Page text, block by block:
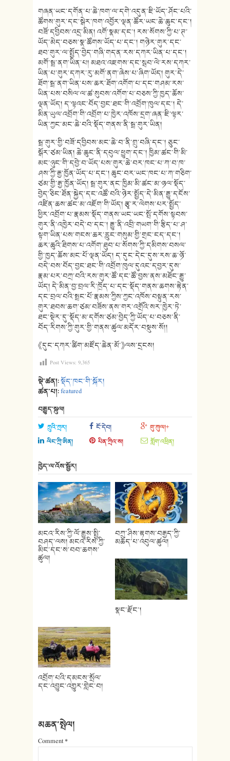
གཞན་ཡང་དགོན་པ་ཆེ་ཁག་ལ་དགེ་འདུན་ཇི་ཡོད་ཤོང་པའི་
ཚོགས་གུར་དང་སྒེར་ཁག་འབྱོར་ལྡན་ཚོར་ཡང་ཆེ་ཆུང་དང་།
བཟོ་དབྱིབས་འདྲ་མིན། འགོ་སྣམ་དང་། རས་སོགས་ཀྱི་པ་ཊ་
ཡོད་མེད་བཅས་སྣ་ཚོགས་ཡོད་པ་དང་། གཉེར་གུར་དང་
ཐབ་གུར་ལ་སྤྱོད་བྱེད་གཞི་གདན་རས་དཀར་ཡིན་པ་དང་།
མགོ་སྦྲ་ནག་ཡིན་པ། མཐའ་འཇགས་དང་སྦབ་ལེ་རས་དཀར་
ཡིན་པ་གུར་དཀར་རུ་མགོ་ནག་ཞེས་པ་ཞིག་ཡོད། གུར་དེ་
ཐོག་སྦྲ་ནག་ཡིན་པས་ཆར་ཐོག་འགོག་པ་དང་གཤམ་རས་
ཡིན་པས་བསིལ་ལ་ཚ་སུབས་འགོག་པ་བཅས་ཀྱི་ཁྱད་ཆོས་
ལྡན་ཡོད། ད་ལྟའང་བོད་བྱང་ཐང་གི་འབྲོག་ཁུལ་དང་། དེ་
མིན་ཡུལ་འབྲོག་གི་འབྲོག་པ་ཁྱེར་འཁོས་དྲག་ཞན་ཇི་ལྟར་
ཡིན་ཀྱང་མང་ཆེ་བའི་སྡོད་གནས་ནི་སྦྲ་གུར་ཡིན།
སྦྲ་གུར་གྱི་བཟོ་དབྱིབས་མང་ཆེ་བ་ནི་གྲུ་བཞི་དང་། ཅུང་
སྒོར་ཙམ་ཡིན། ཆེ་ཆུང་ནི་དབུལ་ཕྱུག་དང་། ཁྱིམ་ཚང་གི་མི་
མང་ཉུང་གི་དབྱེ་བ་ཡོད་པས་གུར་ཆེ་བར་ཁང་པ་ཀ་བ་ཁ་
ཤས་ཀྱི་རྒྱ་ཁྱོན་ཡོད་པ་དང་། ཆུང་བར་ཡང་ཁང་པ་ཀ་གཅིག་
ཙམ་གྱི་རྒྱ་ཁྱོན་ཡོད། སྦྲ་གུར་ནང་ཁྱིམ་མི་ཚང་མ་ཉལ་སྡོད་
བྱེད་ཅིང་ཐོན་སྐྱེད་དང་འཚོ་བའི་ཉེར་སྤྱོད་དེ་མིན་རྒྱུ་དངོས་
འཛིན་ཆས་ཚང་མ་འཇོག་གི་ཡོད། རྩྭ་ར་ལེགས་པར་སྤྱོད་
ཕྱིར་འབྲོག་པ་རྣམས་སྡོད་གནས་ཡང་ཡང་སྤོ་དགོས་སྟབས་
གུར་ནི་འཁྱེར་བདེ་བ་དང་། རྒྱུ་ནི་འབྲི་གཡག་གི་རྩིད་པ་ཤ་
སྟག་ཡིན་པས་གངས་ཆར་རླུང་གསུམ་གྱི་གྲང་ངད་དང་།
ཆར་ཆུའི་ཐིགས་པ་འགོག་ཐུབ་པ་སོགས་ཀྱི་དམིགས་བསལ་
གྱི་ཁྱད་ཆོས་མང་པོ་ལྡན་ཡོད། ད་དུང་དེང་དུས་རས་ཆ་ཉོ་
བདེ་བས་བོད་བྱང་ཐང་གི་འབྲོག་ཁུལ་དུའང་དབྱར་དུས་
རྣམ་པར་བཀྲ་བའི་རས་གུར་ཚོ་དང་ཚོ་བྱས་ནས་མཐོང་རྒྱུ་
ཡོད། དེ་མིན་བྱ་བྲལ་རི་ཁྲོད་པ་དང་སྡོད་གནས་ཆགས་རྟེན་
དང་བྲལ་བའི་སྤྲང་པོ་རྣམས་ཀྱིས་ཀྱང་འཁོས་བསྟུན་རས་
གུར་ཐབས་ཆག་ཙམ་བཟོས་ནས་གར་འགྲོའི་སར་ཁྱེར་ཏེ་
ཐང་སྡེར་དུ་སྡོད་མ་དགོས་ཙམ་བྱེད་ཀྱི་ཡོད་པ་བཅས་ནི་
བོད་རིགས་ཀྱི་གུར་གྱི་གནས་ཚུལ་མདོར་བསྡུས་སོ།།
《དུང་དཀར་ཚིག་མཛོད་ཆེན་མོ་》ལས་དྲངས།
Post Views: 9,365
སྡེ་ཚན།:སྡོད་ཁང་གི་སྐོར།
ཚན་པ།:featured
བརྒྱུད་སྐུལ།
ཀྲུའི་ཀྲར། ངོ་དེབ།
གུ་ཀུལ།+
ལིང་ཀྲི་ཨིན།
པིན་ཀྲིའ་ས། གློག་འཕྲིན།
ཁྱེད་ལ་འོས་སྦྱོར།
མངའ་རིས་ཀྱི་ལོ་རྒྱུས་སྤྱི་
བཤད་ལས། མངའ་རིས་ཀྱི་
མིང་དང་ས་བབ་ཆགས་
ཚུལ།
བཀྲ་ཤིས་རྟགས་བརྒྱད་ཀྱི་
མཆོད་པ་འབུལ་ཚུལ།
སྣང་རྫོང་།
འབྲོག་པའི་དམངས་སྲོལ་
དང་འབྱུང་འགྱུར་གླེང་བ།
མཆན་སྤེལ།
Comment*